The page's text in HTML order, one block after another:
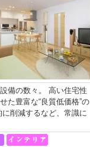
備の数々。 高い住宅性
た豊富な“良質低価格”の
削減するなど、常識に